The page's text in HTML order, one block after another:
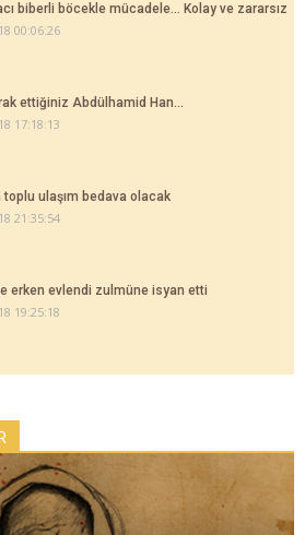
biberli böcekle mücadele... Kolay ve zararsız
00:06:26
ettiğiniz Abdülhamid Han...
17:18:13
toplu ulaşım bedava olacak
21:35:54
erken evlendi zulmüne isyan etti
19:25:18